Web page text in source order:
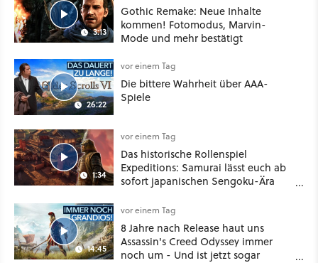
3:13
Gothic Remake: Neue Inhalte
kommen! Fotomodus, Marvin-
Mode und mehr bestätigt
26:22
vor einem Tag
Die bittere Wahrheit über AAA-
Spiele
1:34
vor einem Tag
Das historische Rollenspiel
Expeditions: Samurai lässt euch ab
sofort japanischen Sengoku-Ära
oder Diplomatie
14:45
vor einem Tag
8 Jahre nach Release haut uns
Assassin's Creed Odyssey immer
noch um - Und ist jetzt sogar